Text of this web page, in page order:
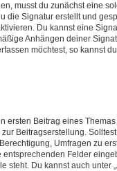
musst du zunächst eine
die Signatur erstellt und
Du kannst eine
Anhängen deiner
möchtest, so kannst
ersten Beitrag eines
Beitragserstellung.
Umfragen zu
Felder
steht. Du kannst auch unter